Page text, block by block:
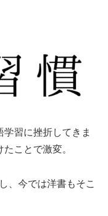
習に挫折してきま
たことで激変。
、今では洋書もそこ